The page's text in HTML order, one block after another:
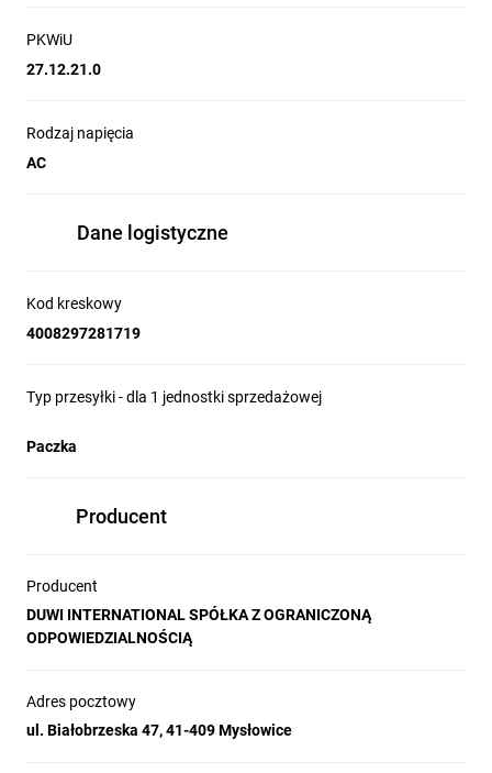
PKWiU
27.12.21.0
Rodzaj napięcia
AC
Dane logistyczne
Kod kreskowy
4008297281719
Typ przesyłki - dla 1 jednostki sprzedażowej
Paczka
Producent
Producent
DUWI INTERNATIONAL SPÓŁKA Z OGRANICZONĄ
ODPOWIEDZIALNOŚCIĄ
Adres pocztowy
ul. Białobrzeska 47, 41-409 Mysłowice